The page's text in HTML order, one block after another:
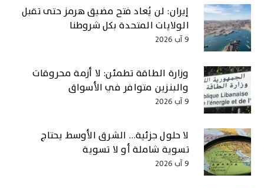
إيران: لن يُعاد فتح مضيق هرمز حتى تقبل
الولايات المتحدة بكل شروطنا
9 آب 2026
وزارة الطاقة تطمئن: لا أزمة محروقات
والبنزين متوافر في الأسواق
9 آب 2026
لا حلول جزئية… الشرق الأوسط يحتاج
تسوية شاملة أو لا تسوية
9 آب 2026